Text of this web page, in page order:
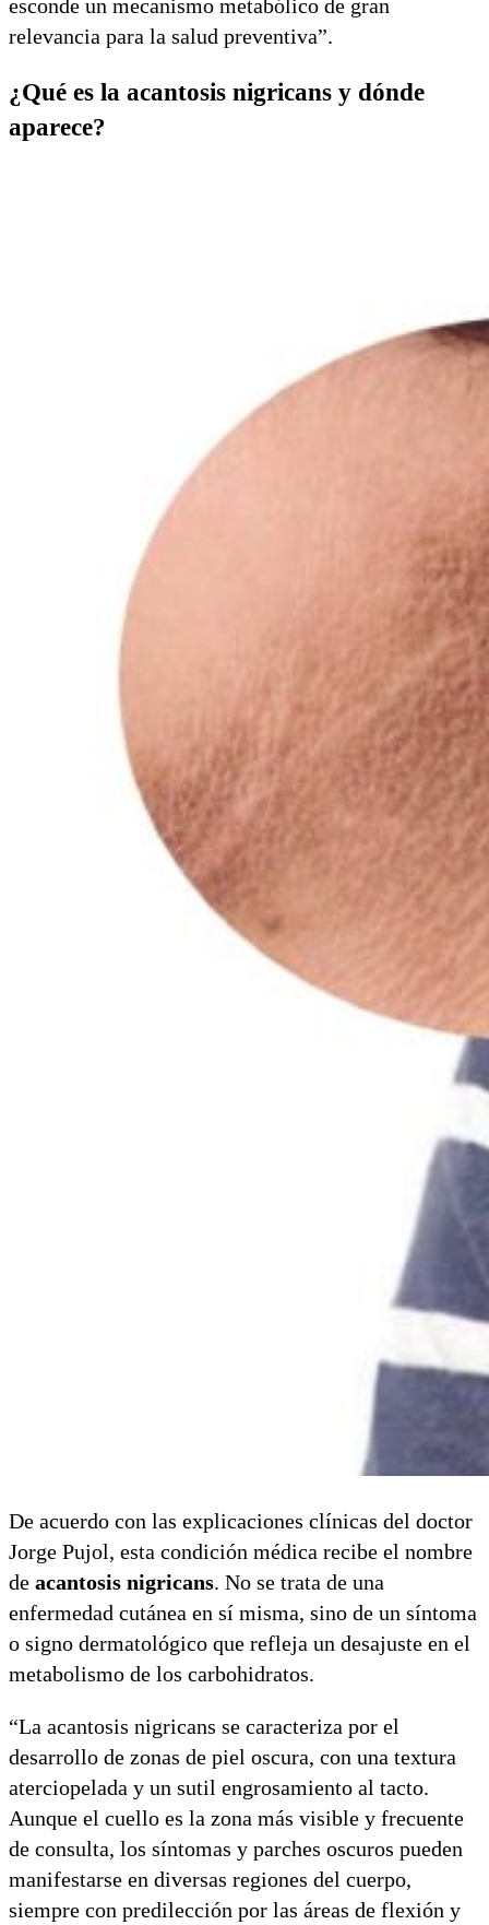
esconde un mecanismo metabólico de gran
relevancia para la salud preventiva”.
¿Qué es la acantosis nigricans y dónde
aparece?
De acuerdo con las explicaciones clínicas del doctor
Jorge Pujol, esta condición médica recibe el nombre
de acantosis nigricans. No se trata de una
enfermedad cutánea en sí misma, sino de un síntoma
o signo dermatológico que refleja un desajuste en el
metabolismo de los carbohidratos.
“La acantosis nigricans se caracteriza por el
desarrollo de zonas de piel oscura, con una textura
aterciopelada y un sutil engrosamiento al tacto.
Aunque el cuello es la zona más visible y frecuente
de consulta, los síntomas y parches oscuros pueden
manifestarse en diversas regiones del cuerpo,
siempre con predilección por las áreas de flexión y